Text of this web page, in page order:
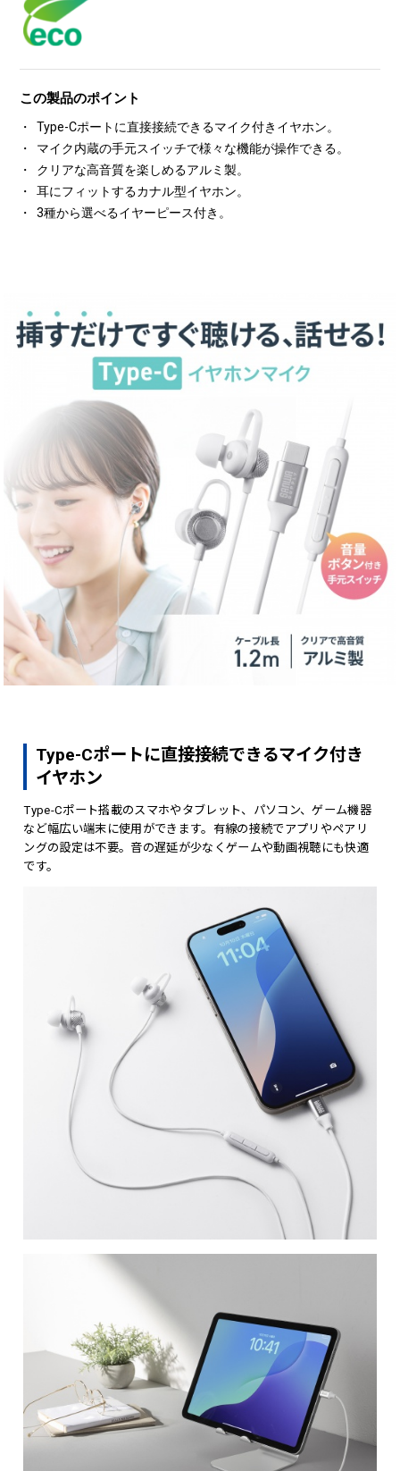
この製品のポイント
Type-Cポートに直接接続できるマイク付きイヤホン。
マイク内蔵の手元スイッチで様々な機能が操作できる。
クリアな高音質を楽しめるアルミ製。
耳にフィットするカナル型イヤホン。
3種から選べるイヤーピース付き。
Type-Cポートに直接接続できるマイク付き
イヤホン
Type-Cポート搭載のスマホやタブレット、パソコン、ゲーム機器
など幅広い端末に使用ができます。有線の接続でアプリやペアリ
ングの設定は不要。音の遅延が少なくゲームや動画視聴にも快適
です。